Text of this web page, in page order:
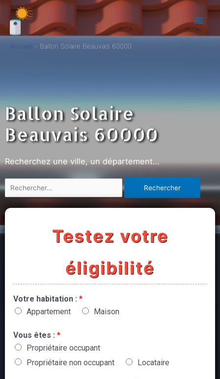
Accueil Ballon Solaire Beauvais 60000
Ballon Solaire
Beauvais 60000
Recherchez une ville, un département…
Testez votre
éligibilité
Votre habitation : *
Appartement
Maison
Vous êtes : *
Propriétaire occupant
Propriétaire non occupant
Locataire